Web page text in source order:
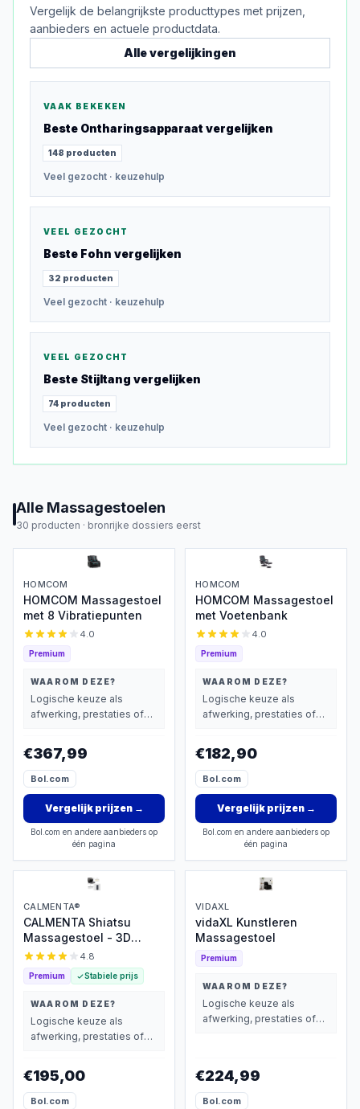
Vergelijk de belangrijkste producttypes met prijzen,
aanbieders en actuele productdata.
Alle vergelijkingen
VAAK BEKEKEN
Beste Ontharingsapparaat vergelijken
148 producten
Veel gezocht · keuzehulp
VEEL GEZOCHT
Beste Fohn vergelijken
32 producten
Veel gezocht · keuzehulp
VEEL GEZOCHT
Beste Stijltang vergelijken
74 producten
Veel gezocht · keuzehulp
Alle Massagestoelen
30 producten · bronrijke dossiers eerst
HOMCOM
HOMCOM Massagestoel
met 8 Vibratiepunten
4.0
Premium
WAAROM DEZE?
Logische keuze als
afwerking, prestaties of
€367,99
Bol.com
Vergelijk prijzen→
Bol.com en andere aanbieders op
één pagina
HOMCOM
HOMCOM Massagestoel
met Voetenbank
4.0
Premium
WAAROM DEZE?
Logische keuze als
afwerking, prestaties of
€182,90
Bol.com
Vergelijk prijzen→
Bol.com en andere aanbieders op
één pagina
CALMENTA®
CALMENTA Shiatsu
Massagestoel - 3D
massage met warmte
4.8
Premium Stabiele prijs
WAAROM DEZE?
Logische keuze als
afwerking, prestaties of
€195,00
Bol.com
VIDAXL
vidaXL Kunstleren
Massagestoel
Premium
WAAROM DEZE?
Logische keuze als
afwerking, prestaties of
€224,99
Bol.com